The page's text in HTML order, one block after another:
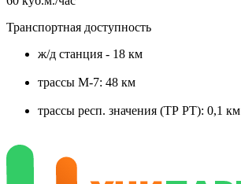
Транспортная доступность
ж/д станция - 18 км
трассы М-7: 48 км
трассы респ. значения (ТР РТ): 0,1 км